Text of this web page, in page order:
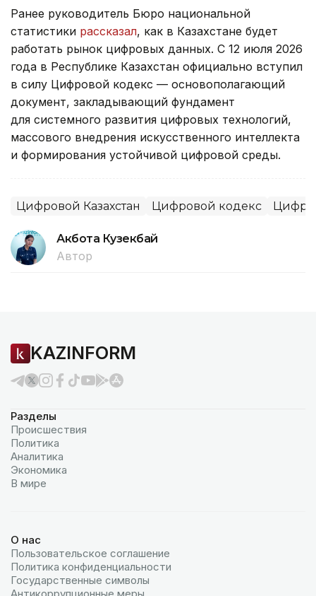
Ранее руководитель Бюро национальной
статистики рассказал, как в Казахстане будет
работать рынок цифровых данных. С 12 июля 2026
года в Республике Казахстан официально вступил
в силу Цифровой кодекс — основополагающий
документ, закладывающий фундамент
для системного развития цифровых технологий,
массового внедрения искусственного интеллекта
и формирования устойчивой цифровой среды.
Цифровой Казахстан Цифровой кодекс
Акбота Кузекбай
Автор
KAZINFORM
Разделы
Происшествия
Политика
Аналитика
Экономика
В мире
О нас
Пользовательское соглашение
Политика конфиденциальности
Государственные символы